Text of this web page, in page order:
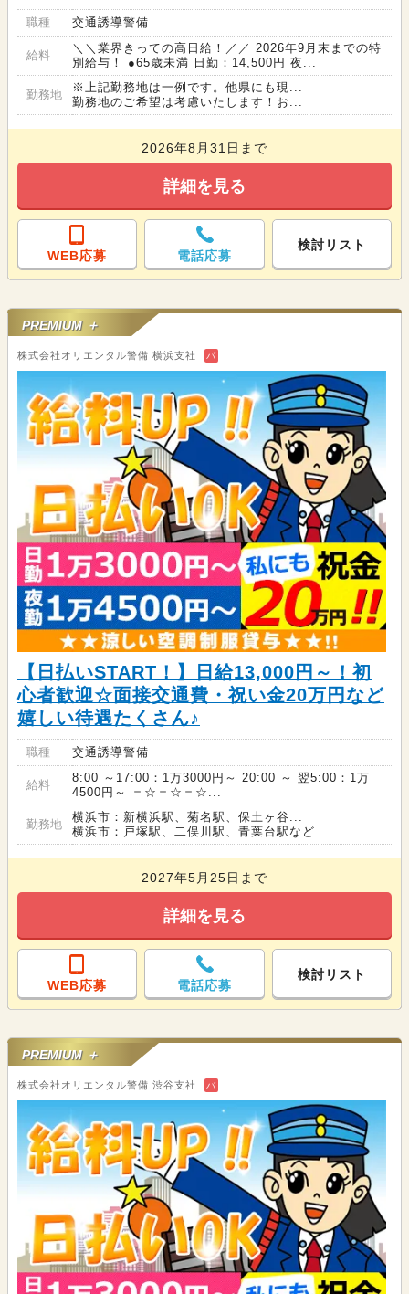
職種 交通誘導警備
給料
＼＼業界きっての高日給！／／ 2026年9月末までの特
別給与！ ●65歳未満 日勤：14,500円 夜...
勤務地
※上記勤務地は一例です。他県にも現...
勤務地のご希望は考慮いたします！お...
2026年8月31日まで
詳細を見る
WEB応募 電話応募
検討リスト
PREMIUM ＋
株式会社オリエンタル警備 横浜支社 バ
【日払いSTART！】日給13,000円～！初
心者歓迎☆面接交通費・祝い金20万円など
嬉しい待遇たくさん♪
職種 交通誘導警備
給料
8:00 ～17:00：1万3000円～ 20:00 ～ 翌5:00：1万
4500円～ ＝☆＝☆＝☆...
勤務地
横浜市：新横浜駅、菊名駅、保土ヶ谷...
横浜市：戸塚駅、二俣川駅、青葉台駅など
2027年5月25日まで
詳細を見る
WEB応募 電話応募
検討リスト
PREMIUM ＋
株式会社オリエンタル警備 渋谷支社 バ